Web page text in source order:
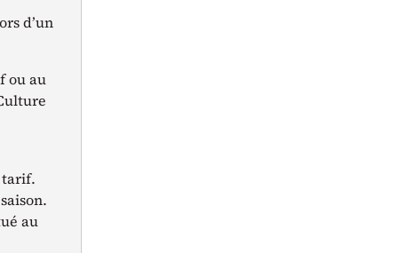
d’un
ou au
tarif.
au